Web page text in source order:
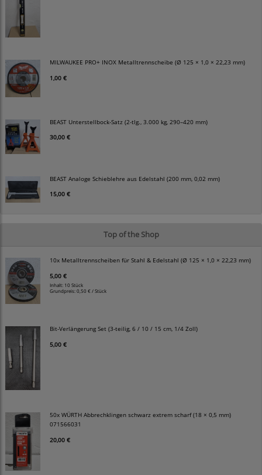
MILWAUKEE PRO+ INOX Metalltrennscheibe (Ø 125 × 1,0 × 22,23 mm)
1,00 €
BEAST Unterstellbock-Satz (2-tlg., 3.000 kg, 290–420 mm)
30,00 €
BEAST Analoge Schieblehre aus Edelstahl (200 mm, 0,02 mm)
15,00 €
Top of the Shop
10x Metalltrennscheiben für Stahl & Edelstahl (Ø 125 × 1,0 × 22,23 mm)
5,00 €
Inhalt: 10 Stück
Grundpreis:0,50 € / Stück
Bit-Verlängerung Set (3-teilig, 6 / 10 / 15 cm, 1/4 Zoll)
5,00 €
50x WÜRTH Abbrechklingen schwarz extrem scharf (18 × 0,5 mm)
071566031
20,00 €